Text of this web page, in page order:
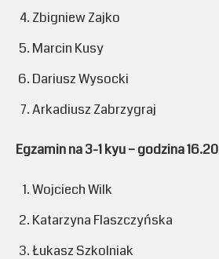
Zbigniew Zajko
Marcin Kusy
Dariusz Wysocki
Arkadiusz Zabrzygraj
Egzamin na 3-1 kyu – godzina 16.20
Wojciech Wilk
Katarzyna Flaszczyńska
Łukasz Szkolniak